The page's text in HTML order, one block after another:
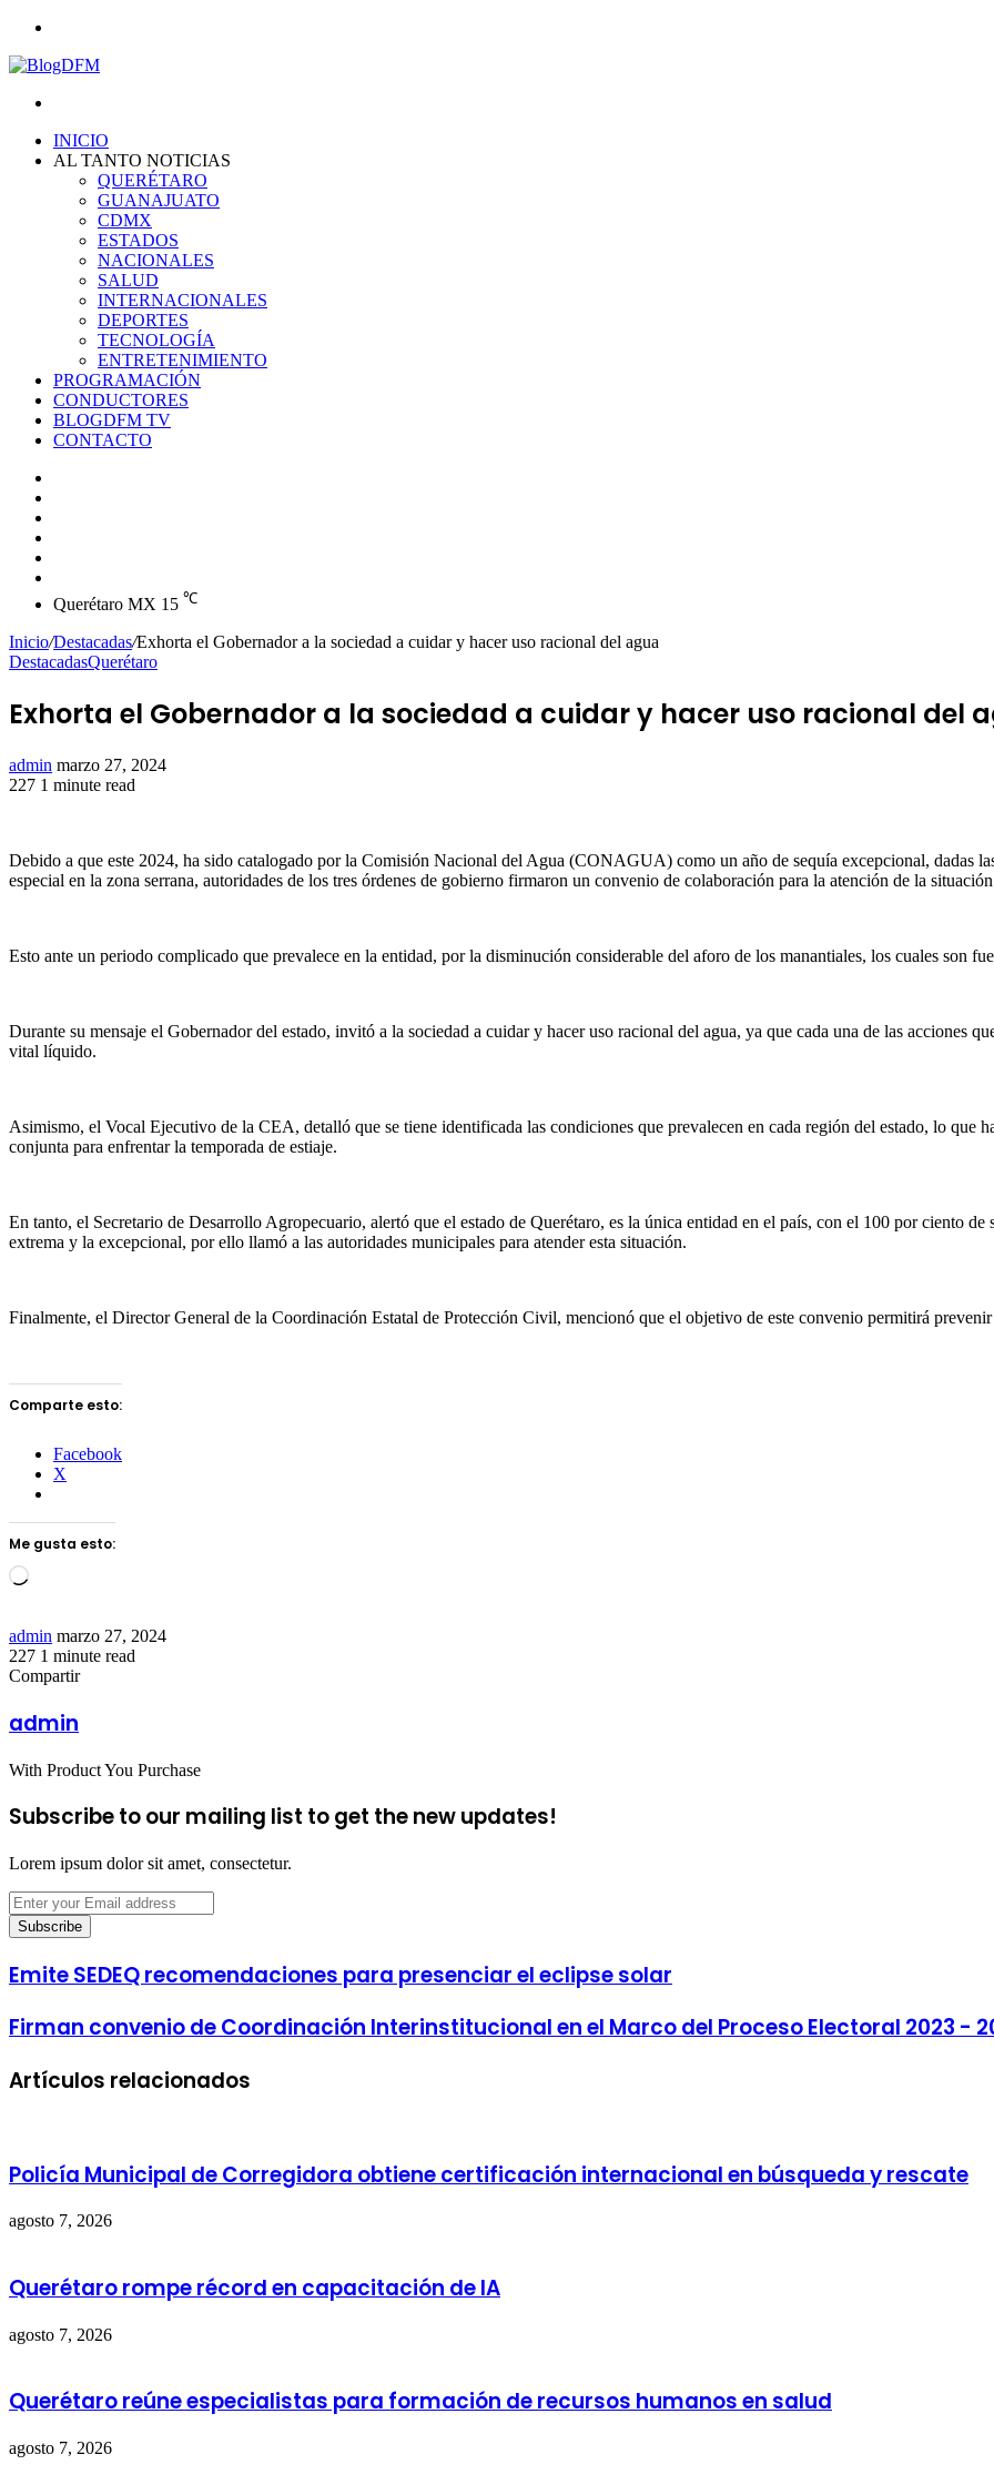
INICIO
AL TANTO NOTICIAS
QUERÉTARO
GUANAJUATO
CDMX
ESTADOS
NACIONALES
SALUD
INTERNACIONALES
DEPORTES
TECNOLOGÍA
ENTRETENIMIENTO
PROGRAMACIÓN
CONDUCTORES
BLOGDFM TV
CONTACTO
Querétaro MX 15 ℃
Inicio/Destacadas/Exhorta el Gobernador a la sociedad a cuidar y hacer uso racional del agua
DestacadasQuerétaro
Exhorta el Gobernador a la sociedad a cuidar y hacer uso racional del
admin Send
an
marzo 27, 2024
227 1 minute read
Debido a que este 2024, ha sido catalogado por la Comisión Nacional del Agua (CONAGUA) como un año de sequía excepcional, dadas
especial en la zona serrana, autoridades de los tres órdenes de gobierno firmaron un convenio de colaboración para la atención de la
Esto ante un periodo complicado que prevalece en la entidad, por la disminución considerable del aforo de los manantiales, los cuales son
Durante su mensaje el Gobernador del estado, invitó a la sociedad a cuidar y hacer uso racional del agua, ya que cada una de las acciones
vital líquido.
Asimismo, el Vocal Ejecutivo de la CEA, detalló que se tiene identificada las condiciones que prevalecen en cada región del estado, lo que
conjunta para enfrentar la temporada de estiaje.
En tanto, el Secretario de Desarrollo Agropecuario, alertó que el estado de Querétaro, es la única entidad en el país, con el 100 por ciento
extrema y la excepcional, por ello llamó a las autoridades municipales para atender esta situación.
Finalmente, el Director General de la Coordinación Estatal de Protección Civil, mencionó que el objetivo de este convenio permitirá
Comparte esto:
Facebook
X
Me gusta esto:
Loading…
admin Send
an
email
marzo 27, 2024
227 1 minute read
Facebook
Twitter
LinkedIn
Tumblr
Pinterest
Reddit
VKontakte
Odnoklassniki
Pocket
Compartir
via
Email
admin
With Product You Purchase
Subscribe to our mailing list to get the new updates!
Lorem ipsum dolor sit amet, consectetur.
Enter
your
Email
Emite SEDEQ recomendaciones para presenciar el eclipse solar
Firman convenio de Coordinación Interinstitucional en el Marco del Proceso Electoral 2023 -
Artículos relacionados
Policía Municipal de Corregidora obtiene certificación internacional en búsqueda y rescate
agosto 7, 2026
Querétaro rompe récord en capacitación de IA
agosto 7, 2026
Querétaro reúne especialistas para formación de recursos humanos en salud
agosto 7, 2026